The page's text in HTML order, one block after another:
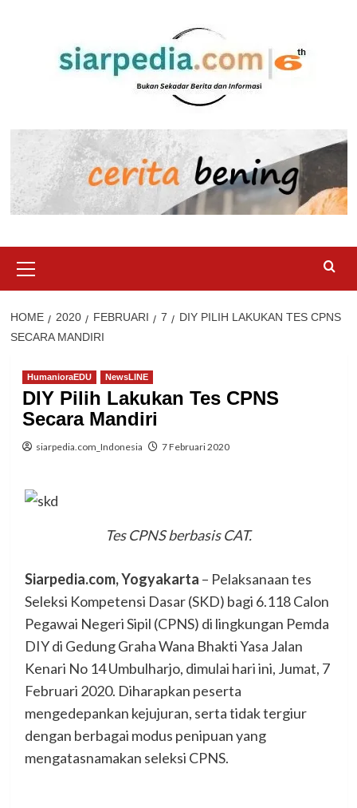
Menu
HOME 2020 FEBRUARI 7
DIY PILIH LAKUKAN TES CPNS
SECARA MANDIRI
HumanioraEDU NewsLINE
DIY Pilih Lakukan Tes CPNS
Secara Mandiri
siarpedia.com_Indonesia 7 Februari 2020
Tes CPNS berbasis CAT.
Siarpedia.com, Yogyakarta – Pelaksanaan tes
Seleksi Kompetensi Dasar (SKD) bagi 6.118 Calon
Pegawai Negeri Sipil (CPNS) di lingkungan Pemda
DIY di Gedung Graha Wana Bhakti Yasa Jalan
Kenari No 14 Umbulharjo, dimulai hari ini, Jumat, 7
Februari 2020. Diharapkan peserta
mengedepankan kejujuran, serta tidak tergiur
dengan berbagai modus penipuan yang
mengatasnamakan seleksi CPNS.